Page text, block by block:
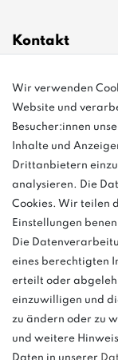
Kontakt
03763
Montag - Freitag,
Anrufe aus dem dt.
ggf. abweichend
Wir verwenden
Website und
Besucher:innen
Inhalte und
Drittanbietern
analysieren. Die
Cookies. Wir teilen
Einstellungen
Die
eines berechtigten
erteilt oder
einzuwilligen und
zu ändern oder zu
und weitere